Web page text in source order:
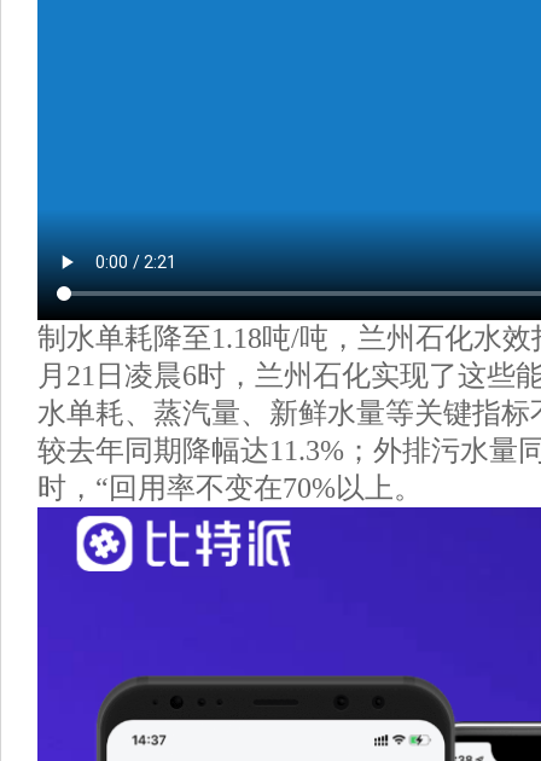
制水单耗降至1.18吨/吨，兰州石化水效
月21日凌晨6时，兰州石化实现了这些
水单耗、蒸汽量、新鲜水量等关键指
较去年同期降幅达11.3%；外排污水量
时，“回用率不变在70%以上。